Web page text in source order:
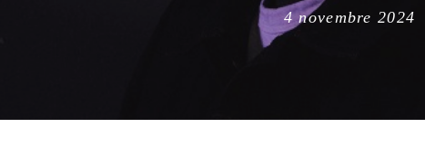
Posted
on
4 novembre 2024